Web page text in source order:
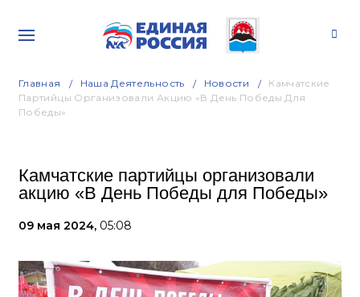
Главная Наша Деятельность Новости
Камчатские
Партийцы Организовали Акцию «В День Победы Для
Победы»
Камчатские партийцы организовали
акцию «В День Победы для Победы»
09 мая 2024, 05:08